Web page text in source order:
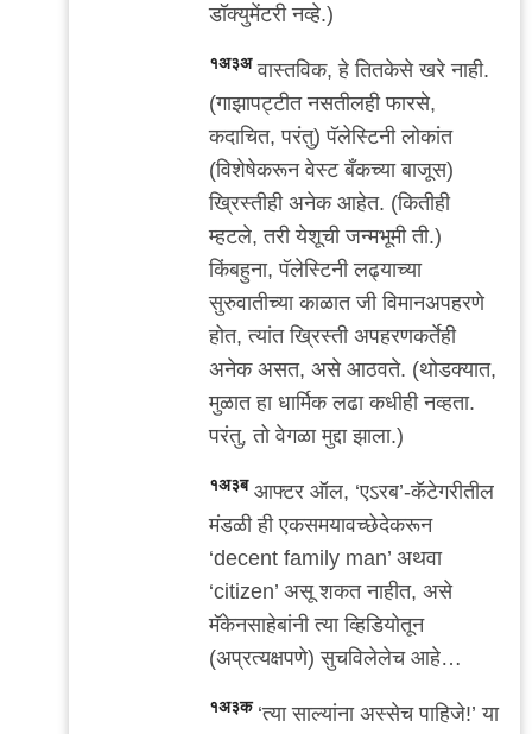
डॉक्युमेंटरी नव्हे.)
१अ३अ वास्तविक, हे तितकेसे खरे नाही.
(गाझापट्टीत नसतीलही फारसे,
कदाचित, परंतु) पॅलेस्टिनी लोकांत
(विशेषेकरून वेस्ट बँकच्या बाजूस)
ख्रिस्तीही अनेक आहेत. (कितीही
म्हटले, तरी येशूची जन्मभूमी ती.)
किंबहुना, पॅलेस्टिनी लढ्याच्या
सुरुवातीच्या काळात जी विमानअपहरणे
होत, त्यांत ख्रिस्ती अपहरणकर्तेही
अनेक असत, असे आठवते. (थोडक्यात,
मुळात हा धार्मिक लढा कधीही नव्हता.
परंतु, तो वेगळा मुद्दा झाला.)
१अ३ब आफ्टर ऑल, ‘एऽरब’-कॅटेगरीतील
मंडळी ही एकसमयावच्छेदेकरून
‘decent family man’ अथवा
‘citizen’ असू शकत नाहीत, असे
मॅकेनसाहेबांनी त्या व्हिडियोतून
(अप्रत्यक्षपणे) सुचविलेलेच आहे…
१अ३क‘त्या साल्यांना अस्सेच पाहिजे!’ या